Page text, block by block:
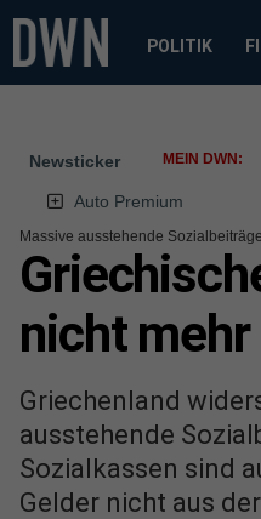
POLITIK
Newsticker MEIN DWN:
Auto Premium
Massive ausstehende Sozialbeiträge
nicht
Griechenland
ausstehende
Sozialkassen sind
Gelder nicht aus